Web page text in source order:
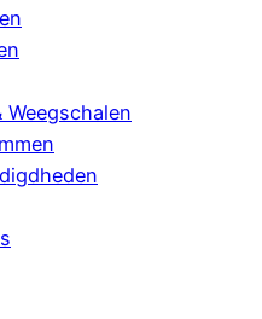
Weegschalen